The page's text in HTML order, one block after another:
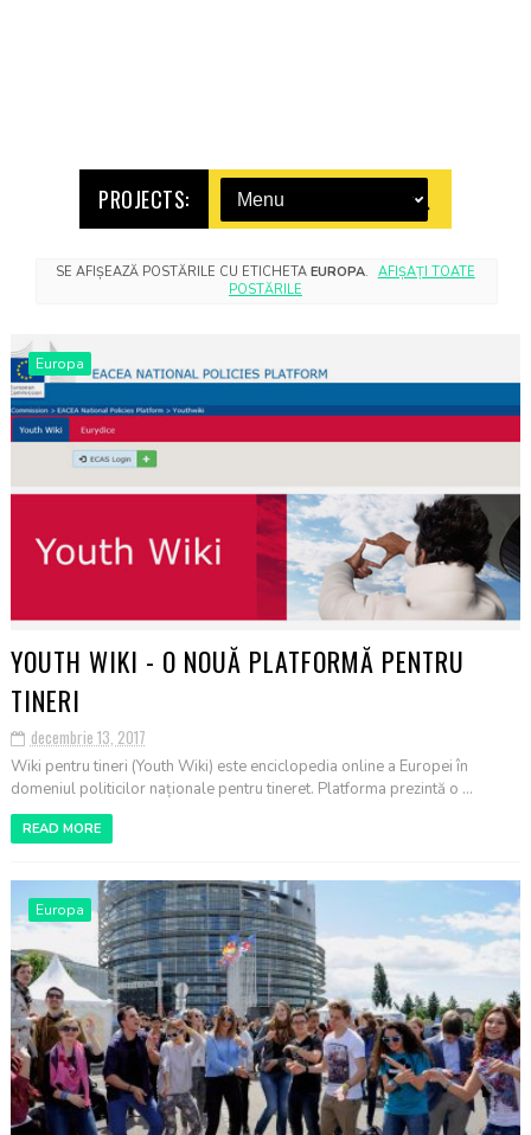
PROJECTS:
SE AFIȘEAZĂ POSTĂRILE CU ETICHETAEUROPA. AFIȘAȚI TOATE
POSTĂRILE
Europa
YOUTH WIKI - O NOUĂ PLATFORMĂ PENTRU
TINERI
decembrie 13, 2017
Wiki pentru tineri (Youth Wiki) este enciclopedia online a Europei în
domeniul politicilor naționale pentru tineret. Platforma prezintă o ...
READ MORE
Europa